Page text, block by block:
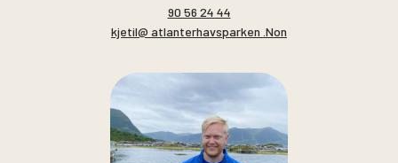
90 56 24 44
kjetil@ atlanterhavsparken .Non